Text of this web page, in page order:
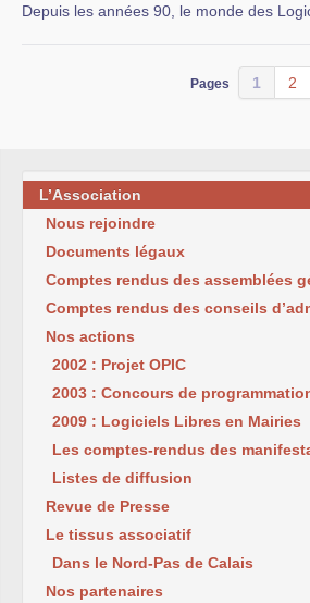
Depuis les années 90, le monde des
Pages 1 2
L’Association
Nous rejoindre
Documents légaux
Comptes rendus des assemblées
Comptes rendus des conseils
Nos actions
2002 : Projet OPIC
2003 : Concours de
2009 : Logiciels Libres en Mairies
Les comptes-rendus des
Listes de diffusion
Revue de Presse
Le tissus associatif
Dans le Nord-Pas de Calais
Nos partenaires